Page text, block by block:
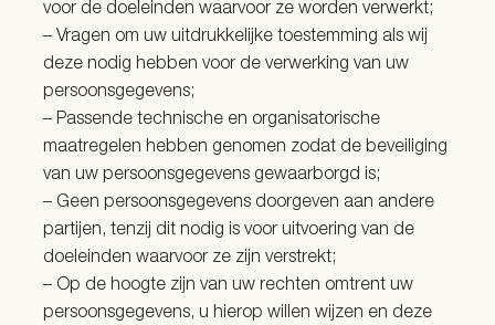
voor de doeleinden waarvoor ze worden verwerkt;
– Vragen om uw uitdrukkelijke toestemming als wij
deze nodig hebben voor de verwerking van uw
persoonsgegevens;
– Passende technische en organisatorische
maatregelen hebben genomen zodat de beveiliging
van uw persoonsgegevens gewaarborgd is;
– Geen persoonsgegevens doorgeven aan andere
partijen, tenzij dit nodig is voor uitvoering van de
doeleinden waarvoor ze zijn verstrekt;
– Op de hoogte zijn van uw rechten omtrent uw
persoonsgegevens, u hierop willen wijzen en deze